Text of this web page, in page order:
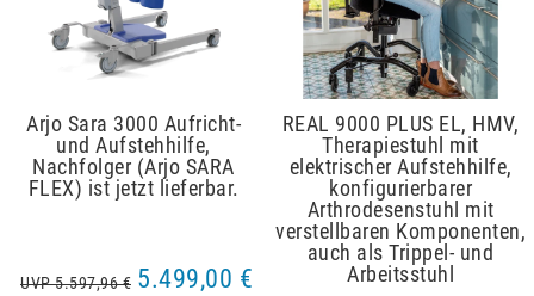
Arjo Sara 3000 Aufricht-
und Aufstehhilfe,
Nachfolger (Arjo SARA
FLEX) ist jetzt lieferbar.
UVP 5.597,96 € 5.499,00 €
REAL 9000 PLUS EL, HMV,
Therapiestuhl mit
elektrischer Aufstehhilfe,
konfigurierbarer
Arthrodesenstuhl mit
verstellbaren Komponenten,
auch als Trippel- und
Arbeitsstuhl